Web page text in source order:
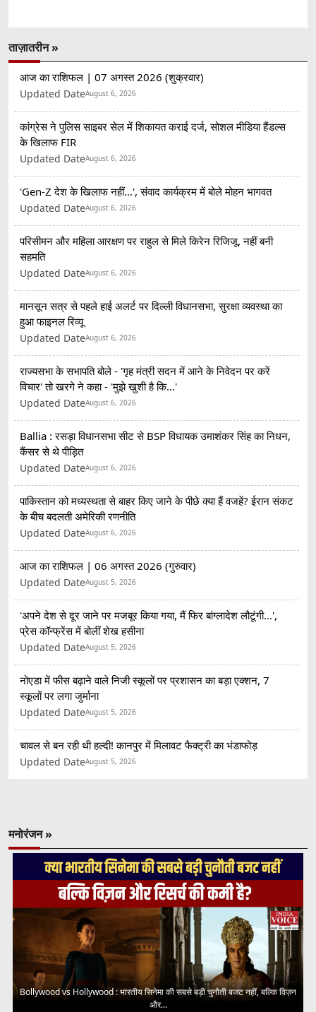
ताज़ातरीन »
आज का राशिफल | 07 अगस्त 2026 (शुक्रवार)
Updated DateAugust 6, 2026
कांग्रेस ने पुलिस साइबर सेल में शिकायत कराई दर्ज, सोशल मीडिया हैंडल्स
के खिलाफ FIR
Updated DateAugust 6, 2026
'Gen-Z देश के खिलाफ नहीं...', संवाद कार्यक्रम में बोले मोहन भागवत
Updated DateAugust 6, 2026
परिसीमन और महिला आरक्षण पर राहुल से मिले किरेन रिजिजू, नहीं बनी
सहमति
Updated DateAugust 6, 2026
मानसून सत्र से पहले हाई अलर्ट पर दिल्ली विधानसभा, सुरक्षा व्यवस्था का
हुआ फाइनल रिव्यू
Updated DateAugust 6, 2026
राज्यसभा के सभापति बोले - 'गृह मंत्री सदन में आने के निवेदन पर करें
विचार' तो खरगे ने कहा - 'मुझे खुशी है कि...'
Updated DateAugust 6, 2026
Ballia : रसड़ा विधानसभा सीट से BSP विधायक उमाशंकर सिंह का निधन,
कैंसर से थे पीड़ित
Updated DateAugust 6, 2026
पाकिस्तान को मध्यस्थता से बाहर किए जाने के पीछे क्या हैं वजहें? ईरान संकट
के बीच बदलती अमेरिकी रणनीति
Updated DateAugust 6, 2026
आज का राशिफल | 06 अगस्त 2026 (गुरुवार)
Updated DateAugust 5, 2026
'अपने देश से दूर जाने पर मजबूर किया गया, मैं फिर बांग्लादेश लौटूंगी...',
प्रेस कॉन्फ्रेंस में बोलीं शेख हसीना
Updated DateAugust 5, 2026
नोएडा में फीस बढ़ाने वाले निजी स्कूलों पर प्रशासन का बड़ा एक्शन, 7
स्कूलों पर लगा जुर्माना
Updated DateAugust 5, 2026
चावल से बन रही थी हल्दी! कानपुर में मिलावट फैक्ट्री का भंडाफोड़
Updated DateAugust 5, 2026
मनोरंजन »
Bollywood vs Hollywood : भारतीय सिनेमा की सबसे बड़ी चुनौती बजट नहीं, बल्कि विज़न
और...